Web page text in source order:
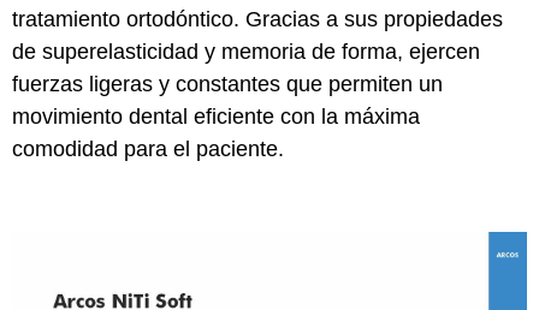
tratamiento ortodóntico. Gracias a sus propiedades
de superelasticidad y memoria de forma, ejercen
fuerzas ligeras y constantes que permiten un
movimiento dental eficiente con la máxima
comodidad para el paciente.